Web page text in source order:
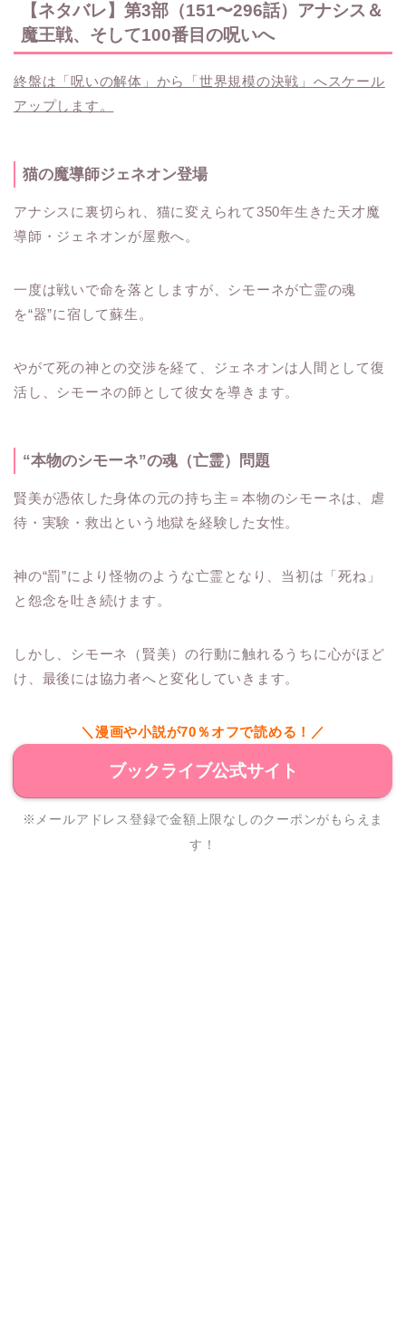
【ネタバレ】第3部（151〜296話）アナシス＆
魔王戦、そして100番目の呪いへ
終盤は「呪いの解体」から「世界規模の決戦」へスケール
アップします。
猫の魔導師ジェネオン登場
アナシスに裏切られ、猫に変えられて350年生きた天才魔
導師・ジェネオンが屋敷へ。
一度は戦いで命を落としますが、シモーネが亡霊の魂
を“器”に宿して蘇生。
やがて死の神との交渉を経て、ジェネオンは人間として復
活し、シモーネの師として彼女を導きます。
“本物のシモーネ”の魂（亡霊）問題
賢美が憑依した身体の元の持ち主＝本物のシモーネは、虐
待・実験・救出という地獄を経験した女性。
神の“罰”により怪物のような亡霊となり、当初は「死ね」
と怨念を吐き続けます。
しかし、シモーネ（賢美）の行動に触れるうちに心がほど
け、最後には協力者へと変化していきます。
＼漫画や小説が70％オフで読める！／
ブックライブ公式サイト
※メールアドレス登録で金額上限なしのクーポンがもらえま
す！